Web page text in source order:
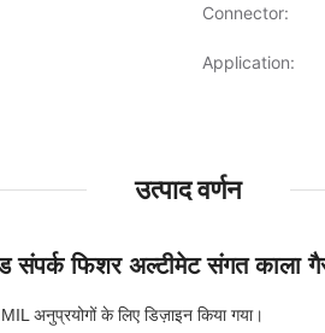
Connector:
Application:
उत्पाद वर्णन
संपर्क फिशर अल्टीमेट संगत काला
अनुप्रयोगों के लिए डिज़ाइन किया गया।